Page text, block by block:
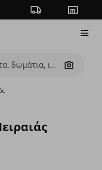
Πορεία παραγγελίας
Camera